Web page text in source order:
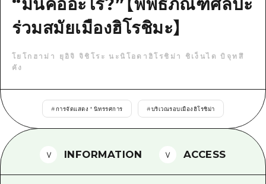
มาตรฐาน
ประวัติศาสตร์ / วัฒนธรรม
การรักษา
ชิมาเนะ
ตั๋วเที่ยวคุ้มค่าตั๋วเที่ยวคุ้มค่า
บริการรับฝากและจัดส่งสัมภาระ
ฮิโรชิมะโอโมะเตะนะชิ
TRAVELPAL International
ไกด์อาสาสมัครไ
วิดีโอฮิโรชิม่า
คำถามที่พบบ่อย
ร่วมสมัยเมืองฮิโรชิมะ】
โยโกฮาม่า ยุอิจิ จิชิโระ นะนิโอดาฮิโรชิม่า ชิเง็นได บิจุทสึ
คัง
#การจัดแสดง * นิทรรศการ #บริเวณรอบเมืองฮิโรชิม่า
INFORMATION ACCESS